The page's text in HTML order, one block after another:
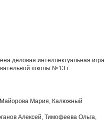
деловая интеллектуальная игра
школы №13 г.
Майорова Мария, Калюжный
Алексей, Тимофеева Ольга,